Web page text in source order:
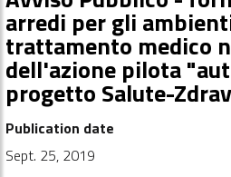
arredi per gli
trattamento medico
dell'azione pilota
progetto Salute-
Publication date
Sept. 25, 2019